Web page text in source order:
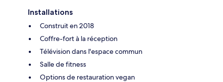
Installations
Construit en 2018
Coffre-fort à la réception
Télévision dans l'espace commun
Salle de fitness
Options de restauration vegan